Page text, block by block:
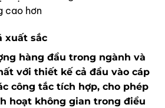
cao hơn
xuất sắc
hàng đầu trong ngành và
với thiết kế cả đầu vào cáp
công tắc tích hợp, cho phép
hoạt không gian trong điều